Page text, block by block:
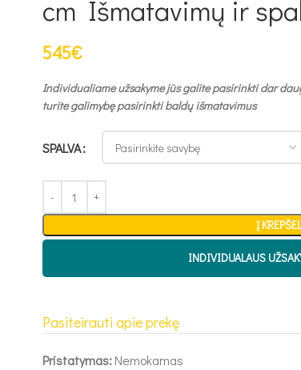
cm Išmatavimų ir
545€
Individualiame užsakyme jūs galite pasirinkti dar
turite galimybę pasirinkti baldų išmatavimus
SPALVA
Į
INDIVIDUALAUS
Pasiteirauti apie prekę
Pristatymas:Nemokamas